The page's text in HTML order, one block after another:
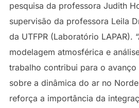
pesquisa da professora Judith
supervisão da professora Leila
da UTFPR (Laboratório LAPAR).
modelagem atmosférica e
trabalho contribui para o
sobre a dinâmica do ar no
reforça a importância da